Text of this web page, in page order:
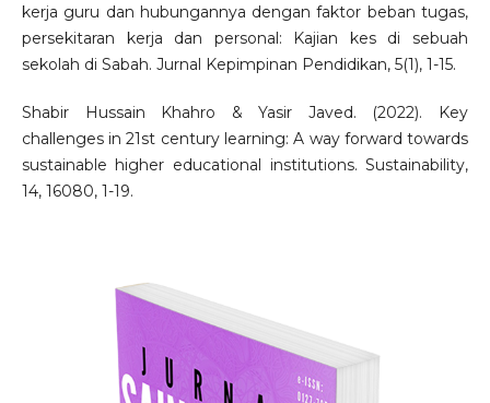
kerja guru dan hubungannya dengan faktor beban tugas,
persekitaran kerja dan personal: Kajian kes di sebuah
sekolah di Sabah. Jurnal Kepimpinan Pendidikan, 5(1), 1-15.
Shabir Hussain Khahro & Yasir Javed. (2022). Key
challenges in 21st century learning: A way forward towards
sustainable higher educational institutions. Sustainability,
14, 16080, 1-19.